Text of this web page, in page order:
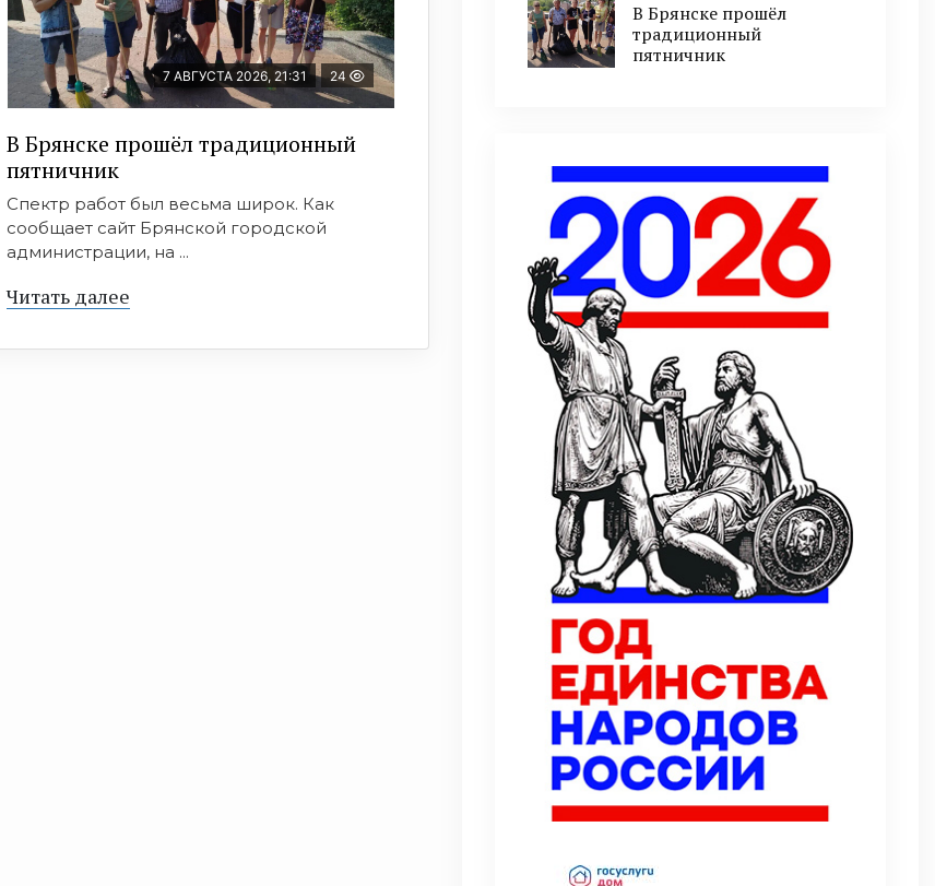
7 АВГУСТА 2026, 21:31 24
В Брянске прошёл традиционный
пятничник
Спектр работ был весьма широк. Как
сообщает сайт Брянской городской
администрации, на ...
Читать далее
В Брянске прошёл
традиционный
пятничник